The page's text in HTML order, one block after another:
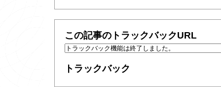
この記事のトラックバックURL
トラックバック